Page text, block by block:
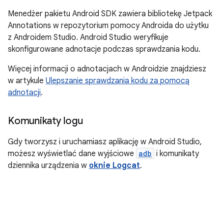
Menedżer pakietu Android SDK zawiera bibliotekę Jetpack
Annotations w repozytorium pomocy Androida do użytku
z Androidem Studio. Android Studio weryfikuje
skonfigurowane adnotacje podczas sprawdzania kodu.
Więcej informacji o adnotacjach w Androidzie znajdziesz
w artykule Ulepszanie sprawdzania kodu za pomocą
adnotacji.
Komunikaty logu
Gdy tworzysz i uruchamiasz aplikację w Android Studio,
możesz wyświetlać dane wyjściowe adb i komunikaty
dziennika urządzenia w oknie Logcat.